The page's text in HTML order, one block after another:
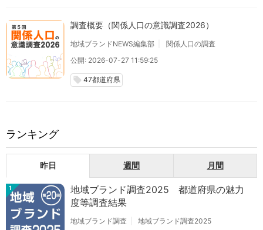
調査概要（関係人口の意識調査2026）
地域ブランドNEWS編集部
関係人口の調査
公開: 2026-07-27 11:59:25
local_offer 47都道府県
ランキング
昨日 週間 月間
1
地域ブランド調査2025 都道府県の魅力
度等調査結果
地域ブランド調査 地域ブランド調査2025